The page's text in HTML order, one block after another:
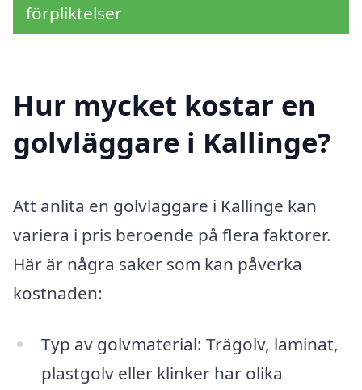
förpliktelser
Hur mycket kostar en
golvläggare i Kallinge?
Att anlita en golvläggare i Kallinge kan
variera i pris beroende på flera faktorer.
Här är några saker som kan påverka
kostnaden:
Typ av golvmaterial: Trägolv, laminat,
plastgolv eller klinker har olika